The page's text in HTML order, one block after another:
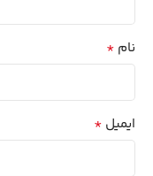
نام *
ایمیل *